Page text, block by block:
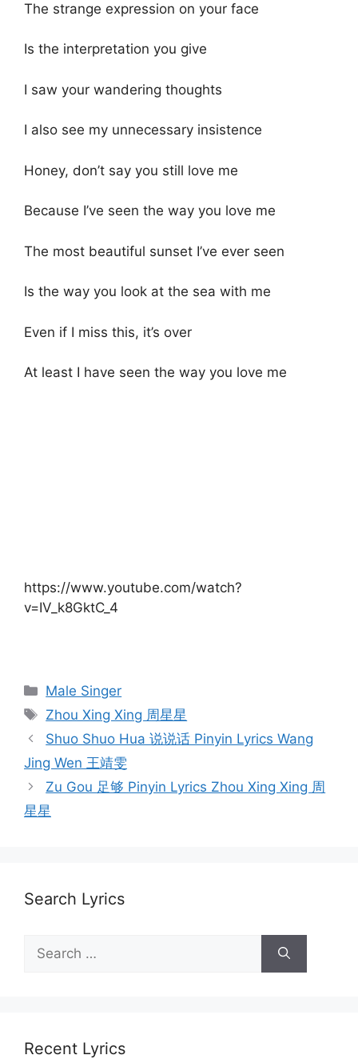
The strange expression on your face
Is the interpretation you give
I saw your wandering thoughts
I also see my unnecessary insistence
Honey, don’t say you still love me
Because I’ve seen the way you love me
The most beautiful sunset I’ve ever seen
Is the way you look at the sea with me
Even if I miss this, it’s over
At least I have seen the way you love me
https://www.youtube.com/watch?
v=IV_k8GktC_4
Categories
Male Singer
Tags
Zhou Xing Xing 周星星
Post
navigation
Shuo Shuo Hua 说说话 Pinyin Lyrics Wang
Jing Wen 王靖雯
Zu Gou 足够 Pinyin Lyrics Zhou Xing Xing 周
星星
Search Lyrics
for:
Recent Lyrics